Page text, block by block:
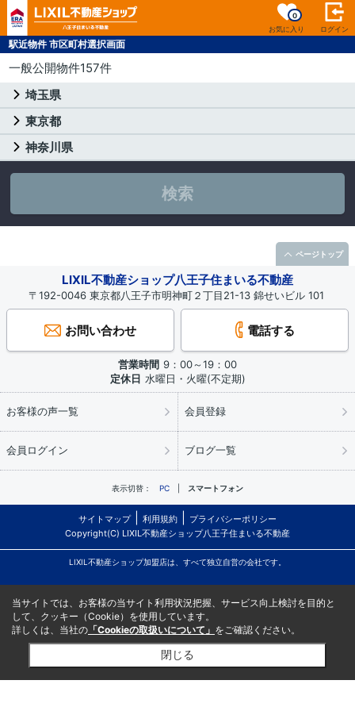
お気に入り
0
ログイン
駅近物件 市区町村選択画面
一般公開物件157件
埼玉県
東京都
神奈川県
検索
LIXIL不動産ショップ八王子住まいる不動産
〒192-0046 東京都八王子市明神町２丁目21-13 錦せいビル 101
お問い合わせ 電話する
営業時間 9：00～19：00
定休日 水曜日・火曜(不定期)
お客様の声一覧 会員登録
会員ログイン ブログ一覧
表示切替： PC スマートフォン
サイトマップ 利用規約
プライバシーポリシー
Copyright(C) LIXIL不動産ショップ八王子住まいる不動産
LIXIL不動産ショップ加盟店は、すべて独立自営の会社です。
ページトップ
当サイトでは、お客様の当サイト利用状況把握、サービス向上検討を目的と
して、クッキー（Cookie）を使用しています。
詳しくは、当社の 「Cookieの取扱いについて」 をご確認ください。
閉じる